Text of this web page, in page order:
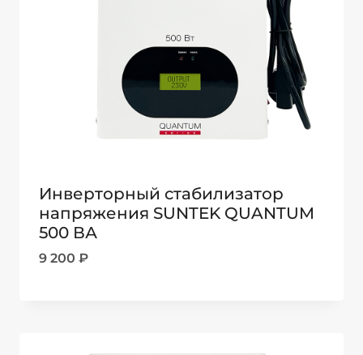
Инверторный стабилизатор
напряжения SUNTEK QUANTUM
500 ВА
9 200 ₽